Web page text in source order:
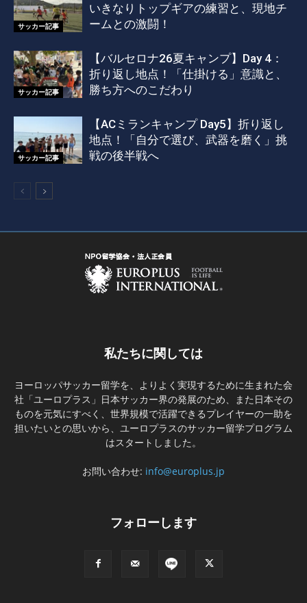
サッカー記事
いきなりトップギアの練習と、現地チ
ームとの激闘！
サッカー記事
【バルセロナ26夏キャンプ】Day 4：
折り返し地点！「仕掛ける」意識と、
勝ち方へのこだわり
サッカー記事
【ACミランキャンプ Day5】折り返し
地点！「自分で選び、武器を磨く」挑
戦の後半戦へ
私たちに関しては
ヨーロッパサッカー留学を、よりよく実現するために生まれた会
社「ユーロプラス」日本サッカー界の発展のため、また日本その
ものを元気にすべく、世界規模で活躍できるプレイヤーの一助を
担いたいとの思いから、ユーロプラスのサッカー留学プログラム
はスタートしました。
お問い合わせ: info@europlus.jp
フォローします